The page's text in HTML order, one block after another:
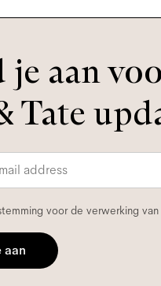
aan
Tate
voor de verwerking
aan